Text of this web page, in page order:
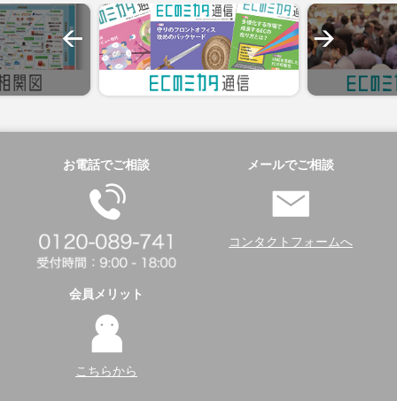
お電話でご相談 メールでご相談
コンタクトフォームへ
会員メリット
こちらから